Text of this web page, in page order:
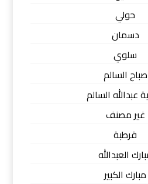
حولي
دسمان
سلوي
صباح السالم
عبدالله السالم
غير مصنف
قرطبة
العبدالله
مبارك الكبير